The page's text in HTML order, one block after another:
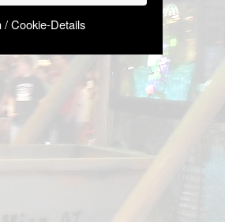
/ Cookie-Details